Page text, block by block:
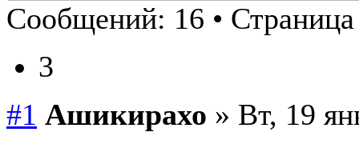
Сообщений: 16 • Страница
3
#1 Ашикирахо » Вт, 19